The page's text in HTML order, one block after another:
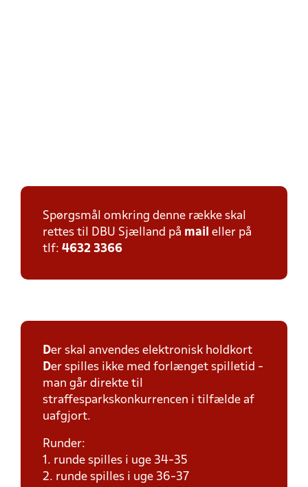
Spørgsmål omkring denne række skal
rettes til DBU Sjælland på mail eller på
tlf: 4632 3366
Der skal anvendes elektronisk holdkort
Der spilles ikke med forlænget spilletid -
man går direkte til
straffesparkskonkurrencen i tilfælde af
uafgjort.
Runder:
1. runde spilles i uge 34-35
2. runde spilles i uge 36-37